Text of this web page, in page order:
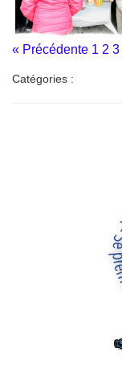
« Précédente 1 2 3
Catégories :